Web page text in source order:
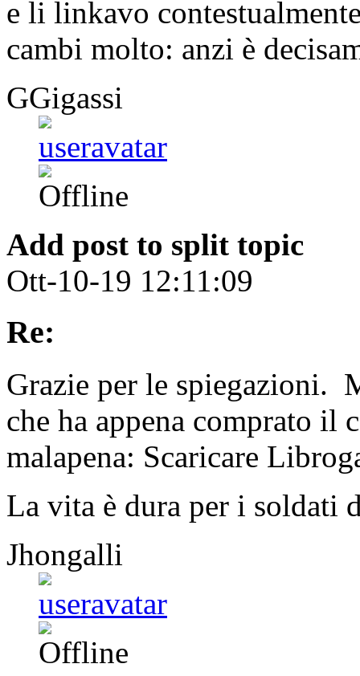
e li linkavo
cambi molto: anzi è
GGigassi
Add post to split topic
Ott-10-19 12:11:09
Re:
Grazie per le spiegazioni.
che ha appena comprato il
malapena: Scaricare
La vita è dura per i soldati
Jhongalli